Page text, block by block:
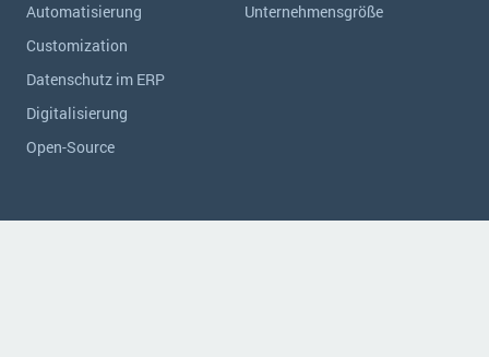
Automatisierung
Customization
Datenschutz im ERP
Digitalisierung
Open-Source
Unternehmensgröße